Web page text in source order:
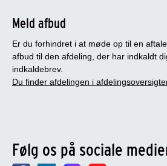
Meld afbud
Er du forhindret i at møde op til en
afbud til den afdeling, der har indkaldt
indkaldebrev.
Du finder afdelingen i
Følg os på sociale